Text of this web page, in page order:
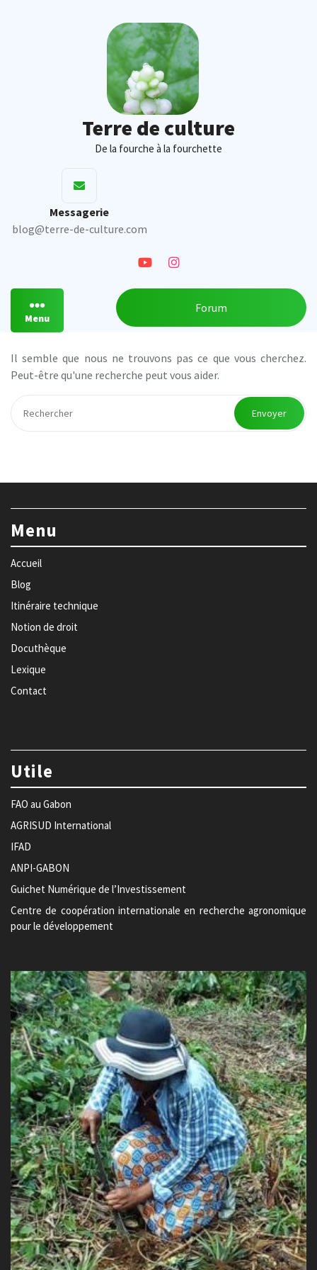
Terre de culture
De la fourche à la fourchette
Messagerie
blog@terre-de-culture.com
Menu
Forum
Il semble que nous ne trouvons pas ce que vous cherchez.
Peut-être qu'une recherche peut vous aider.
Envoyer
Menu
Accueil
Blog
Itinéraire technique
Notion de droit
Docuthèque
Lexique
Contact
Utile
FAO au Gabon
AGRISUD International
IFAD
ANPI-GABON
Guichet Numérique de l’Investissement
Centre de coopération internationale en recherche agronomique
pour le développement